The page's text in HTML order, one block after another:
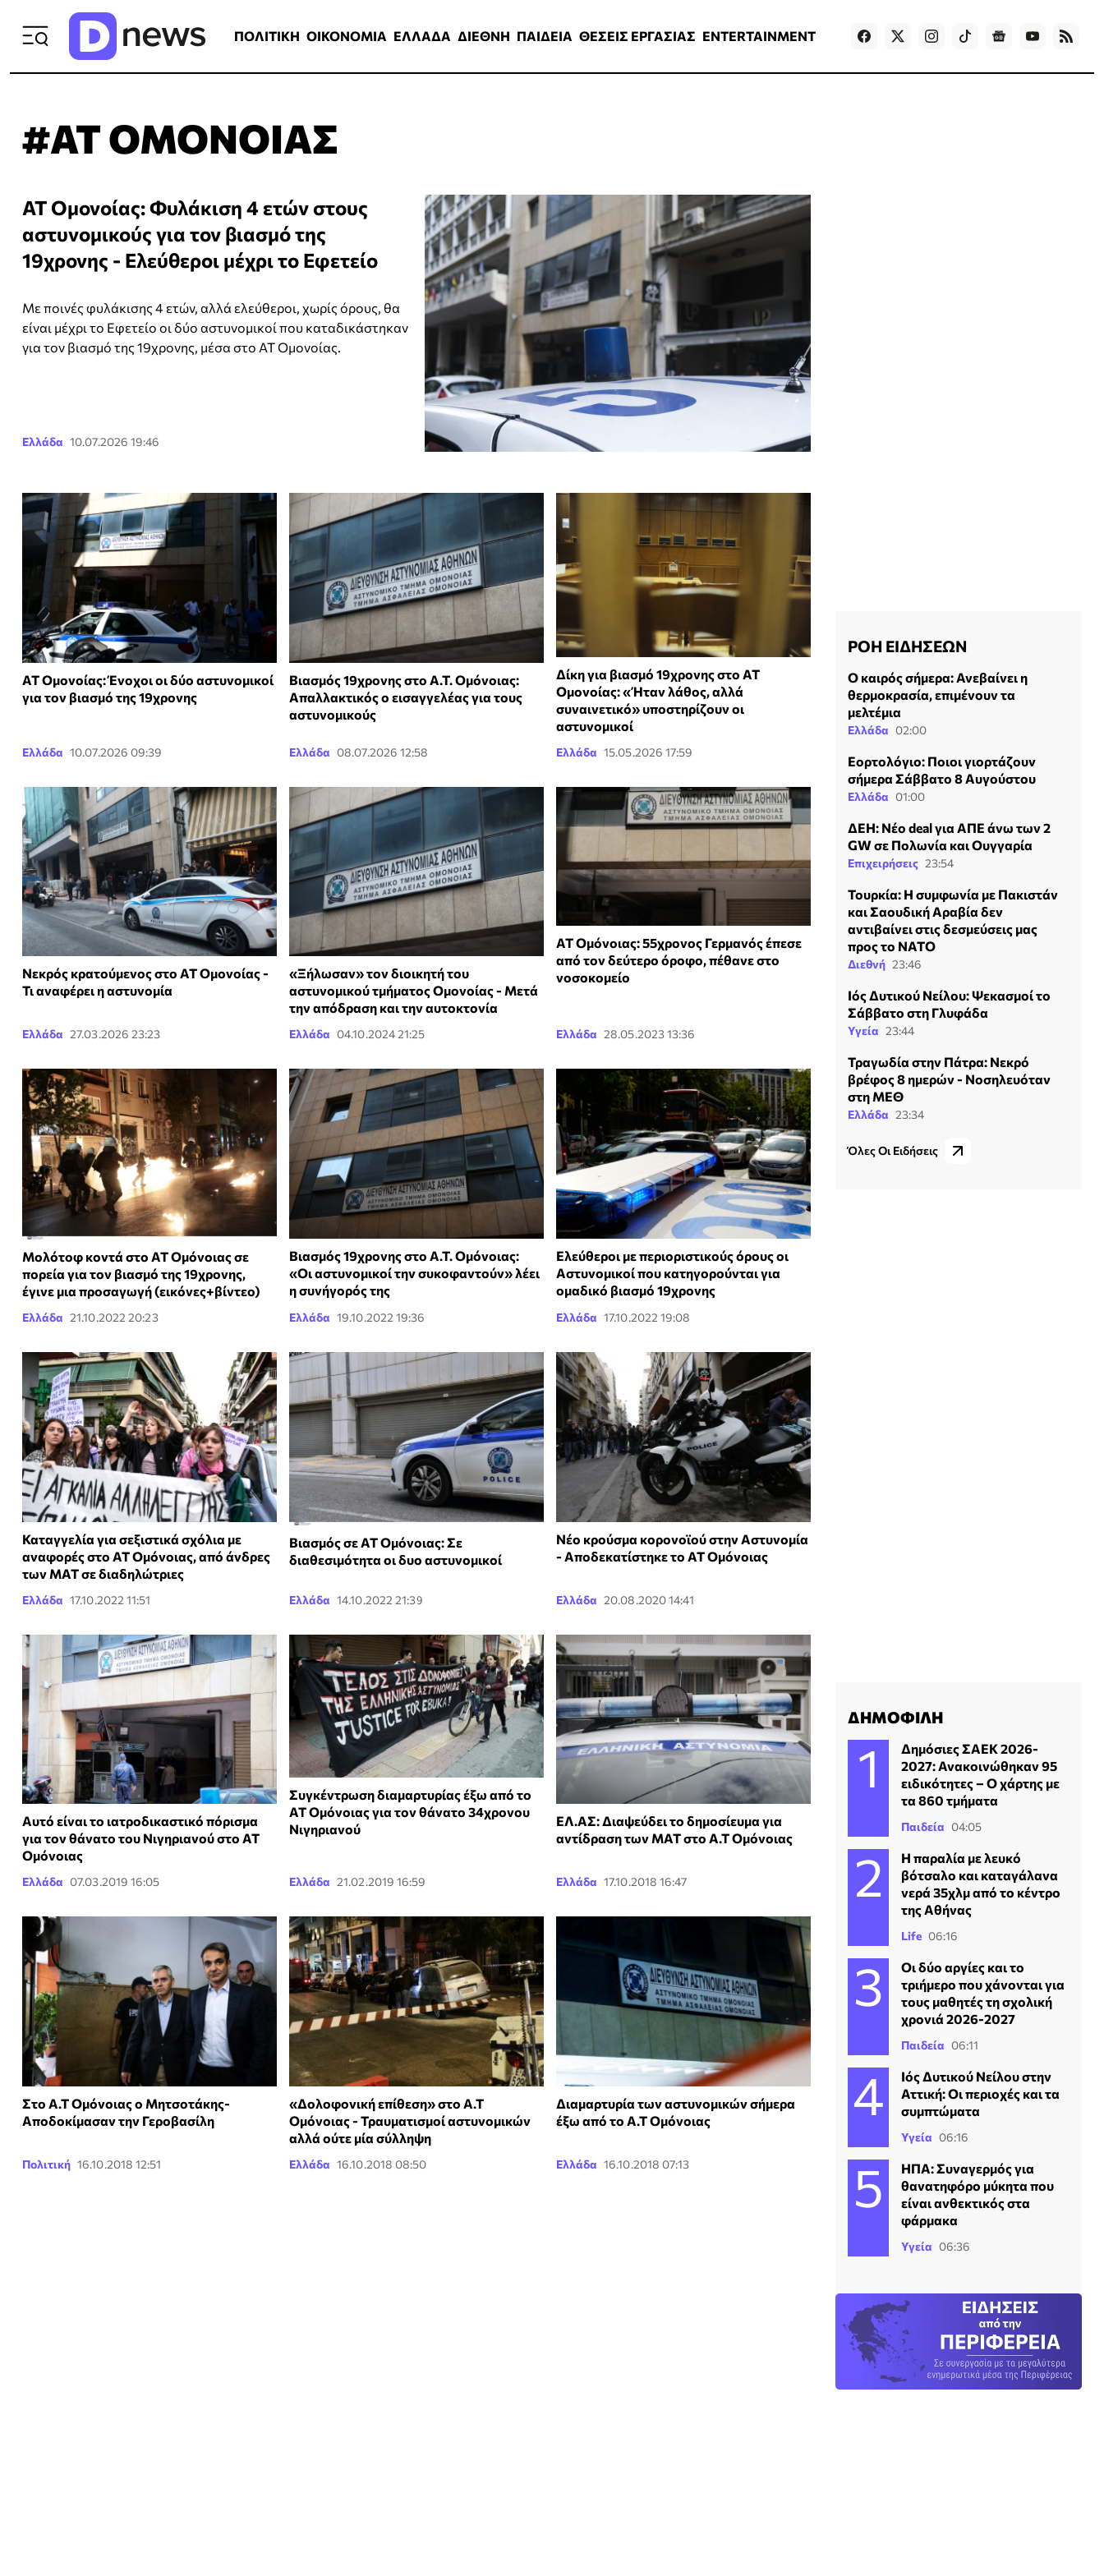
ΠΟΛΙΤΙΚΗ ΟΙΚΟΝΟΜΙΑ ΕΛΛΑΔΑ ΔΙΕΘΝΗ ΠΑΙΔΕΙΑ ΘΕΣΕΙΣ ΕΡΓΑΣΙΑΣ ENTERTAINMENT Games
#ΑΤ ΟΜΟΝΟΙΑΣ
ΑΤ Ομονοίας: Φυλάκιση 4 ετών στους
αστυνομικούς για τον βιασμό της
19χρονης - Ελεύθεροι μέχρι το Εφετείο
Με ποινές φυλάκισης 4 ετών, αλλά ελεύθεροι, χωρίς όρους, θα
είναι μέχρι το Εφετείο οι δύο αστυνομικοί που καταδικάστηκαν
για τον βιασμό της 19χρονης, μέσα στο ΑΤ Ομονοίας.
Ελλάδα 10.07.2026 19:46
ΑΤ Ομονοίας: Ένοχοι οι δύο αστυνομικοί
για τον βιασμό της 19χρονης
Ελλάδα 10.07.2026 09:39
Βιασμός 19χρονης στο Α.Τ. Ομόνοιας:
Απαλλακτικός ο εισαγγελέας για τους
αστυνομικούς
Ελλάδα 08.07.2026 12:58
Δίκη για βιασμό 19χρονης στο ΑΤ
Ομονοίας: «Ήταν λάθος, αλλά
συναινετικό» υποστηρίζουν οι
αστυνομικοί
Ελλάδα 15.05.2026 17:59
Νεκρός κρατούμενος στο ΑΤ Ομονοίας -
Τι αναφέρει η αστυνομία
Ελλάδα 27.03.2026 23:23
«Ξήλωσαν» τον διοικητή του
αστυνομικού τμήματος Ομονοίας - Μετά
την απόδραση και την αυτοκτονία
Ελλάδα 04.10.2024 21:25
ΑΤ Ομόνοιας: 55χρονος Γερμανός έπεσε
από τον δεύτερο όροφο, πέθανε στο
νοσοκομείο
Ελλάδα 28.05.2023 13:36
Μολότοφ κοντά στο ΑΤ Ομόνοιας σε
πορεία για τον βιασμό της 19χρονης,
έγινε μια προσαγωγή (εικόνες+βίντεο)
Ελλάδα 21.10.2022 20:23
Βιασμός 19χρονης στο Α.Τ. Ομόνοιας:
«Οι αστυνομικοί την συκοφαντούν» λέει
η συνήγορός της
Ελλάδα 19.10.2022 19:36
Ελεύθεροι με περιοριστικούς όρους οι
Αστυνομικοί που κατηγορούνται για
ομαδικό βιασμό 19χρονης
Ελλάδα 17.10.2022 19:08
Καταγγελία για σεξιστικά σχόλια με
αναφορές στο ΑΤ Ομόνοιας, από άνδρες
των ΜΑΤ σε διαδηλώτριες
Ελλάδα 17.10.2022 11:51
Βιασμός σε ΑΤ Ομόνοιας: Σε
διαθεσιμότητα οι δυο αστυνομικοί
Ελλάδα 14.10.2022 21:39
Νέο κρούσμα κορονοϊού στην Αστυνομία
- Αποδεκατίστηκε το ΑΤ Ομόνοιας
Ελλάδα 20.08.2020 14:41
Αυτό είναι το ιατροδικαστικό πόρισμα
για τον θάνατο του Νιγηριανού στο ΑΤ
Ομόνοιας
Ελλάδα 07.03.2019 16:05
Συγκέντρωση διαμαρτυρίας έξω από το
ΑΤ Ομόνοιας για τον θάνατο 34χρονου
Νιγηριανού
Ελλάδα 21.02.2019 16:59
ΕΛ.ΑΣ: Διαψεύδει το δημοσίευμα για
αντίδραση των ΜΑΤ στο Α.Τ Ομόνοιας
Ελλάδα 17.10.2018 16:47
Στο Α.Τ Ομόνοιας ο Μητσοτάκης-
Αποδοκίμασαν την Γεροβασίλη
Πολιτική 16.10.2018 12:51
«Δολοφονική επίθεση» στο Α.Τ
Ομόνοιας - Τραυματισμοί αστυνομικών
αλλά ούτε μία σύλληψη
Ελλάδα 16.10.2018 08:50
Διαμαρτυρία των αστυνομικών σήμερα
έξω από το Α.Τ Ομόνοιας
Ελλάδα 16.10.2018 07:13
ΡΟΗ ΕΙΔΗΣΕΩΝ
Ο καιρός σήμερα: Ανεβαίνει η
θερμοκρασία, επιμένουν τα
μελτέμια
Ελλάδα 02:00
Εορτολόγιο: Ποιοι γιορτάζουν
σήμερα Σάββατο 8 Αυγούστου
Ελλάδα 01:00
ΔΕΗ: Νέο deal για ΑΠΕ άνω των 2
GW σε Πολωνία και Ουγγαρία
Επιχειρήσεις 23:54
Τουρκία: Η συμφωνία με Πακιστάν
και Σαουδική Αραβία δεν
αντιβαίνει στις δεσμεύσεις μας
προς το ΝΑΤΟ
Διεθνή 23:46
Ιός Δυτικού Νείλου: Ψεκασμοί το
Σάββατο στη Γλυφάδα
Υγεία 23:44
Τραγωδία στην Πάτρα: Νεκρό
βρέφος 8 ημερών - Νοσηλευόταν
στη ΜΕΘ
Ελλάδα 23:34
Όλες Οι Ειδήσεις
ΔΗΜΟΦΙΛΗ
Δημόσιες ΣΑΕΚ 2026-
2027: Ανακοινώθηκαν 95
ειδικότητες – Ο χάρτης με
τα 860 τμήματα
Παιδεία 04:05
Η παραλία με λευκό
βότσαλο και καταγάλανα
νερά 35χλμ από το κέντρο
της Αθήνας
Life 06:16
Οι δύο αργίες και το
τριήμερο που χάνονται για
τους μαθητές τη σχολική
χρονιά 2026-2027
Παιδεία 06:11
Ιός Δυτικού Νείλου στην
Αττική: Οι περιοχές και τα
συμπτώματα
Υγεία 06:16
ΗΠΑ: Συναγερμός για
θανατηφόρο μύκητα που
είναι ανθεκτικός στα
φάρμακα
Υγεία 06:36